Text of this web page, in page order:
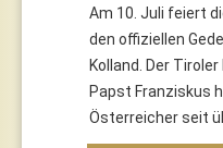
Am 10. Juli feiert
den offiziellen
Kolland. Der
Papst Franziskus
Österreicher seit